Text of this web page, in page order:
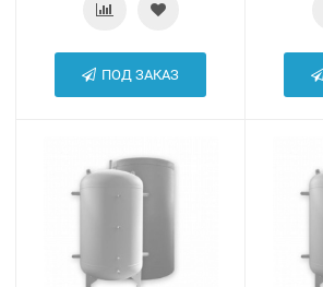
ПОД ЗАКАЗ